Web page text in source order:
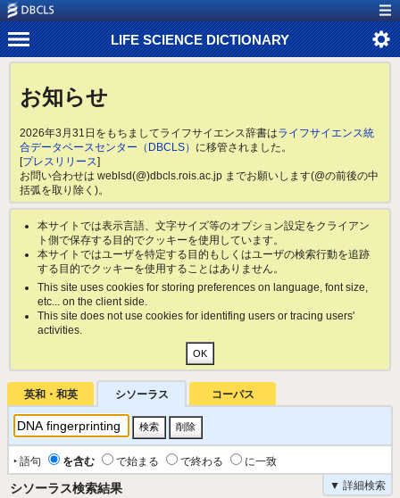
LIFE SCIENCE DICTIONARY
お知らせ
2026年3月31日をもちましてライフサイエンス辞書はライフサイエンス統
合データベースセンター（DBCLS） に移管されました。
[プレスリリース]
お問い合わせは weblsd(@)dbcls.rois.ac.jp までお願いします(@の前後の中
括弧を取り除く)。
本サイトでは表示言語、文字サイズ等のオプション設定をクライアン
ト側で保存する目的でクッキーを使用しています。
本サイトではユーザを特定する目的もしくはユーザの検索行動を追跡
する目的でクッキーを使用することはありません。
This site uses cookies for storing preferences on language, font size,
etc... on the client side.
This site does not use cookies for identifing users or tracing users'
activities.
英和・和英 シソーラス コーパス
‣ 語句 を含む で始まる で終わる
に一致
▼ 詳細検索
シソーラス検索結果